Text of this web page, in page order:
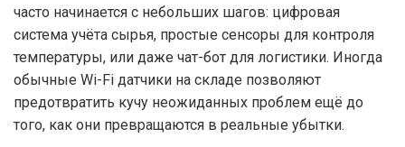
часто начинается с небольших шагов: цифровая
система учёта сырья, простые сенсоры для контроля
температуры, или даже чат-бот для логистики. Иногда
обычные Wi-Fi датчики на складе позволяют
предотвратить кучу неожиданных проблем ещё до
того, как они превращаются в реальные убытки.